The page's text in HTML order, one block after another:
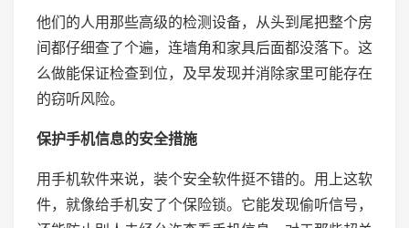
他们的人用那些高级的检测设备，从头到尾把整个房
间都仔细查了个遍，连墙角和家具后面都没落下。这
么做能保证检查到位，及早发现并消除家里可能存在
的窃听风险。
保护手机信息的安全措施
用手机软件来说，装个安全软件挺不错的。用上这软
件，就像给手机安了个保险锁。它能发现偷听信号，